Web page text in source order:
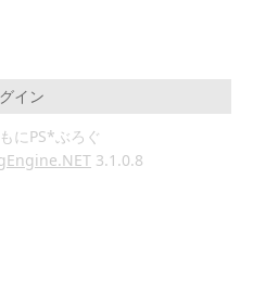
イン
にPS*ぶろぐ
3.1.0.8